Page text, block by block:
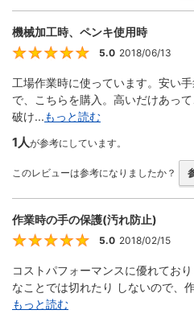
機械加工時、ペンキ使用時
5
5.0 2018/06/13
工場作業時に使っています。安い
で、こちらを購入。高いだけあっ
破け...もっと読む
1人が参考にしています。
このレビューは参考になりましたか？
作業時の手の保護(汚れ防止)
5
5.0 2018/02/15
コストパフォーマンスに優れてお
なことでは切れたり しないので、
もっと読む